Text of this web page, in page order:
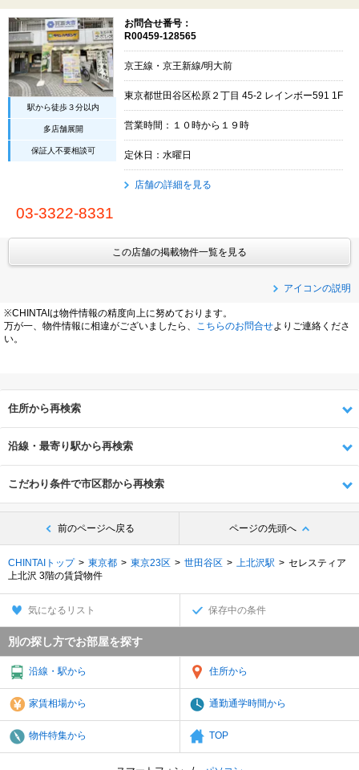
駅から徒歩３分以内
多店舗展開
保証人不要相談可
お問合せ番号：
R00459-128565
京王線・京王新線/明大前
東京都世田谷区松原２丁目 45-2 レインボー591 1F
営業時間：１０時から１９時
定休日：水曜日
店舗の詳細を見る
03-3322-8331
この店舗の掲載物件一覧を見る
アイコンの説明
※CHINTAIは物件情報の精度向上に努めております。
万が一、物件情報に相違がございましたら、
こちらのお問合せよりご連絡くださ
い。
住所から再検索
沿線・最寄り駅から再検索
こだわり条件で市区郡から再検索
前のページへ戻る ページの先頭へ
CHINTAIトップ 東京都 東京23区 世田谷区 上北沢駅
セレスティア
上北沢 3階の賃貸物件
気になるリスト 保存中の条件
別の探し方でお部屋を探す
沿線・駅から 住所から
家賃相場から 通勤通学時間から
物件特集から TOP